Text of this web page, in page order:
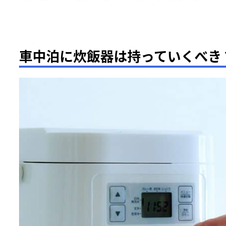
車中泊に炊飯器は持っていくべき